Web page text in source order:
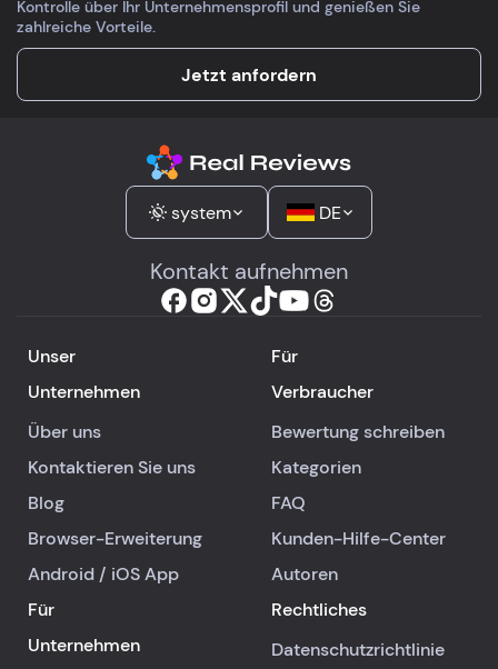
Kontrolle über Ihr Unternehmensprofil und genießen Sie
zahlreiche Vorteile.
Jetzt anfordern
system DE
Kontakt aufnehmen
Unser
Unternehmen
Über uns
Kontaktieren Sie uns
Blog
Browser-Erweiterung
Android / iOSApp
Für
Verbraucher
Bewertung schreiben
Kategorien
FAQ
Kunden-Hilfe-Center
Autoren
Für
Unternehmen
Rechtliches
Datenschutzrichtlinie